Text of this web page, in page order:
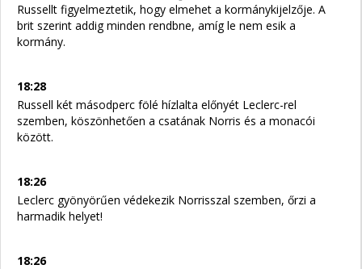
Russellt figyelmeztetik, hogy elmehet a kormánykijelzője. A
brit szerint addig minden rendbne, amíg le nem esik a
kormány.
18:28
Russell két másodperc fölé hízlalta előnyét Leclerc-rel
szemben, köszönhetően a csatának Norris és a monacói
között.
18:26
Leclerc gyönyörűen védekezik Norrisszal szemben, őrzi a
harmadik helyet!
18:26